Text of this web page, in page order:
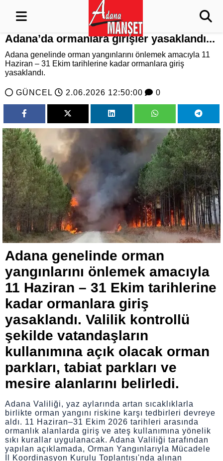
Adana’da ormanlara girişler yasaklandı...
Adana genelinde orman yangınlarını önlemek amacıyla 11
Haziran – 31 Ekim tarihlerine kadar ormanlara giriş
yasaklandı.
GÜNCEL 2.06.2026 12:50:00 0
Adana genelinde orman
yangınlarını önlemek amacıyla
11 Haziran – 31 Ekim tarihlerine
kadar ormanlara giriş
yasaklandı. Valilik kontrollü
şekilde vatandaşların
kullanımına açık olacak orman
parkları, tabiat parkları ve
mesire alanlarını belirledi.
Adana Valiliği, yaz aylarında artan sıcaklıklarla
birlikte orman yangını riskine karşı tedbirleri devreye
aldı. 11 Haziran–31 Ekim 2026 tarihleri arasında
ormanlık alanlarda giriş ve ateş kullanımına yönelik
sıkı kurallar uygulanacak. Adana Valiliği tarafından
yapılan açıklamada, Orman Yangınlarıyla Mücadele
İl Koordinasyon Kurulu Toplantısı'nda alınan